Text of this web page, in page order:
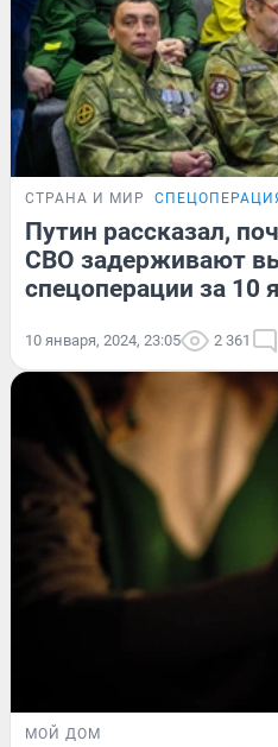
СТРАНА И МИР
Путин рассказал,
СВО задерживают
спецоперации за 10
10 января, 2024, 23:05 2 361
МОЙ ДОМ